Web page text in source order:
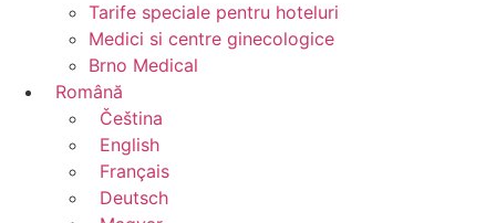
Tarife speciale pentru hoteluri
Medici si centre ginecologice
Brno Medical
Română
Čeština
English
Français
Deutsch